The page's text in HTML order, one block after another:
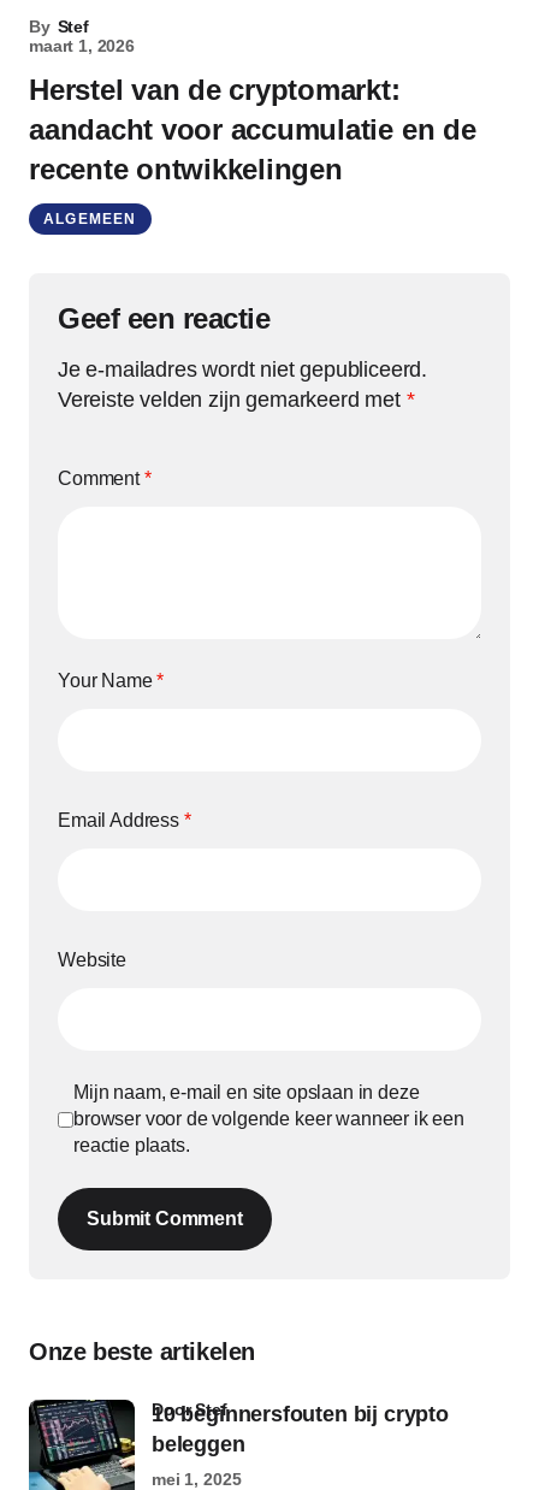
By Stef
maart 1, 2026
Herstel van de cryptomarkt:
aandacht voor accumulatie en de
recente ontwikkelingen
ALGEMEEN
Geef een reactie
Je e-mailadres wordt niet gepubliceerd.
Vereiste velden zijn gemarkeerd met *
Comment*
Your Name*
Email Address *
Website
Mijn naam, e-mail en site opslaan in deze
browser voor de volgende keer wanneer ik een
reactie plaats.
Submit Comment
Onze beste artikelen
10 beginnersfouten bij crypto
beleggen
door Stef
mei 1, 2025